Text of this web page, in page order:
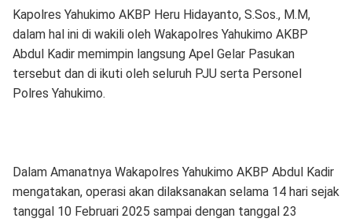
Kapolres Yahukimo AKBP Heru Hidayanto, S.Sos., M.M,
dalam hal ini di wakili oleh Wakapolres Yahukimo AKBP
Abdul Kadir memimpin langsung Apel Gelar Pasukan
tersebut dan di ikuti oleh seluruh PJU serta Personel
Polres Yahukimo.
Dalam Amanatnya Wakapolres Yahukimo AKBP Abdul Kadir
mengatakan, operasi akan dilaksanakan selama 14 hari sejak
tanggal 10 Februari 2025 sampai dengan tanggal 23